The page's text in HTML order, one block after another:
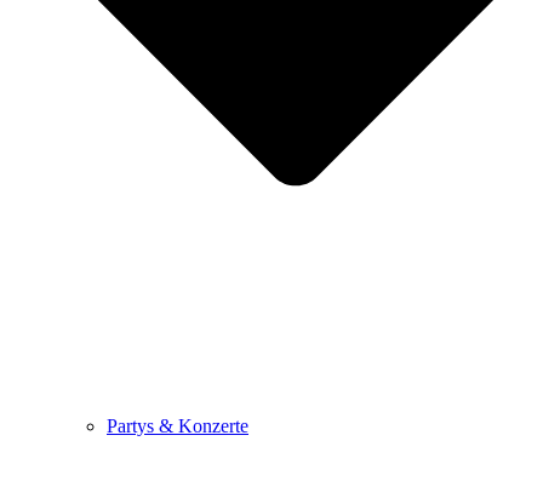
Partys & Konzerte